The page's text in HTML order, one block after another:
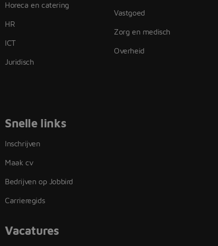
Horeca en catering
HR
ICT
Juridisch
Vastgoed
Zorg en medisch
Overheid
Snelle links
Inschrijven
Maak cv
Bedrijven op Jobbird
Carrieregids
Vacatures